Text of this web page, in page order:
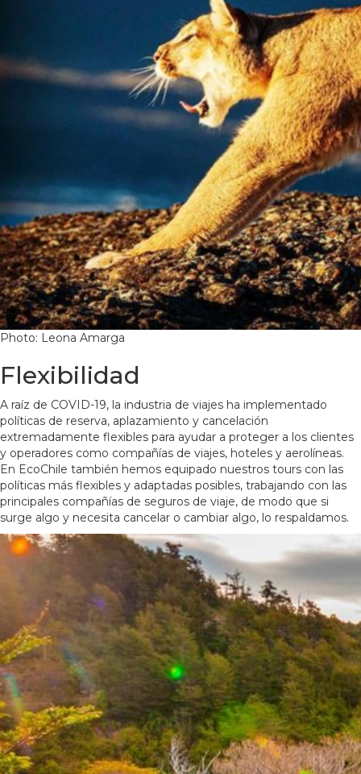
Photo: Leona Amarga
Flexibilidad
A raíz de COVID-19, la industria de viajes ha implementado
políticas de reserva, aplazamiento y cancelación
extremadamente flexibles para ayudar a proteger a los clientes
y operadores como compañías de viajes, hoteles y aerolíneas.
En EcoChile también hemos equipado nuestros tours con las
políticas más flexibles y adaptadas posibles, trabajando con las
principales compañías de seguros de viaje, de modo que si
surge algo y necesita cancelar o cambiar algo, lo respaldamos.